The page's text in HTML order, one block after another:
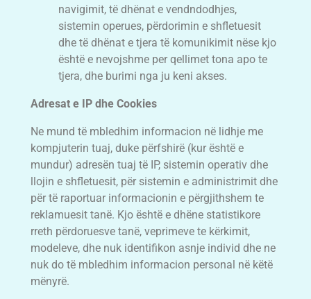
navigimit, të dhënat e vendndodhjes,
sistemin operues, përdorimin e shfletuesit
dhe të dhënat e tjera të komunikimit nëse kjo
është e nevojshme per qellimet tona apo te
tjera, dhe burimi nga ju keni akses.
Adresat e IP dhe Cookies
Ne mund të mbledhim informacion në lidhje me
kompjuterin tuaj, duke përfshirë (kur është e
mundur) adresën tuaj të IP, sistemin operativ dhe
llojin e shfletuesit, për sistemin e administrimit dhe
për të raportuar informacionin e përgjithshem te
reklamuesit tanë. Kjo është e dhëne statistikore
rreth përdoruesve tanë, veprimeve te kërkimit,
modeleve, dhe nuk identifikon asnje individ dhe ne
nuk do të mbledhim informacion personal në këtë
mënyrë.